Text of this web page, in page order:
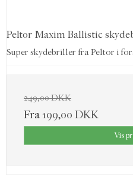
Peltor Maxim Ballistic
Super skydebriller fra Peltor i
249,00 DKK
Fra 199,00 DKK
Vis